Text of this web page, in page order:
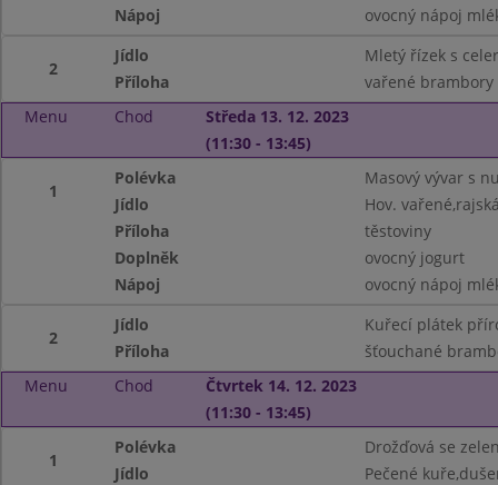
Nápoj
ovocný nápoj
2
Jídlo
Mletý řízek s
Příloha
vařené brambory
Menu
Chod
Středa 13. 12. 2023
(11:30 - 13:45)
1
Polévka
Masový vývar s
Jídlo
Hov.
Příloha
těstoviny
Doplněk
ovocný jogurt
Nápoj
ovocný nápoj
2
Jídlo
Kuřecí plátek
Příloha
šťouchané
Menu
Chod
Čtvrtek 14. 12. 2023
(11:30 - 13:45)
1
Polévka
Drožďová se
Jídlo
Pečené